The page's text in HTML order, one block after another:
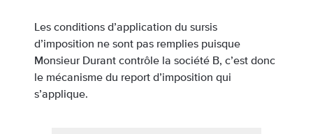
Les conditions d’application du sursis
d’imposition ne sont pas remplies puisque
Monsieur Durant contrôle la société B, c’est donc
le mécanisme du report d’imposition qui
s’applique.